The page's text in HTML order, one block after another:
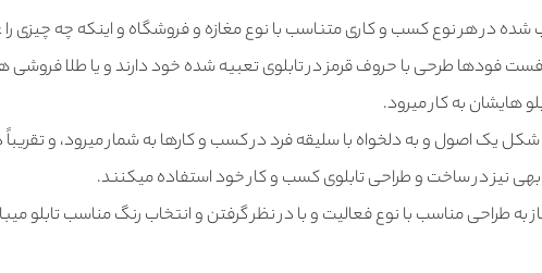
در هر نوع کسب و کاری متناسب با نوع مغازه و فروشگاه و اینکه چه چیزی
فودها طرحی با حروف قرمز در تابلوی تعبیه شده خود دارند و یا طلا فروشی
هایشان به کار میرود.
شکل یک اصول و به دلخواه با سلیقه فرد در کسب و کارها به شمار میرود، و تقریباً
نیز در ساخت و طراحی تابلوی کسب و کار خود استفاده میکنند.
طراحی مناسب با نوع فعالیت و با در نظر گرفتن و انتخاب رنگ مناسب تابلو